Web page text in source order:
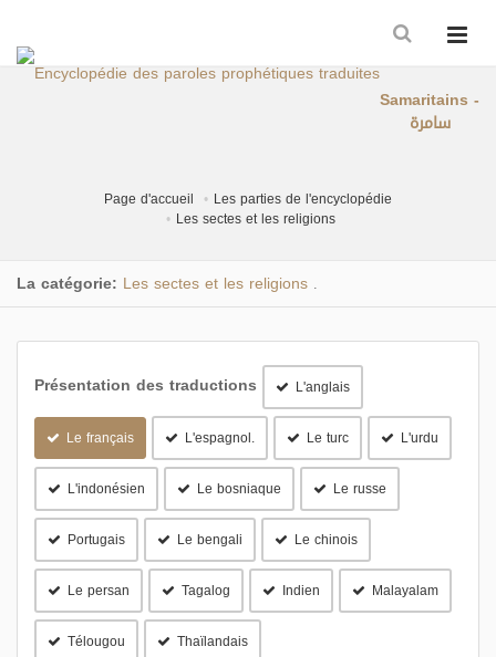
Samaritains -
سامرة
Page d'accueil
Les parties de l'encyclopédie
Les sectes et les religions
La catégorie: Les sectes et les religions
Présentation des traductions L'anglais
Le français L'espagnol. Le turc L'urdu
L'indonésien Le bosniaque Le russe
Portugais Le bengali Le chinois
Le persan Tagalog Indien Malayalam
Télougou Thaïlandais